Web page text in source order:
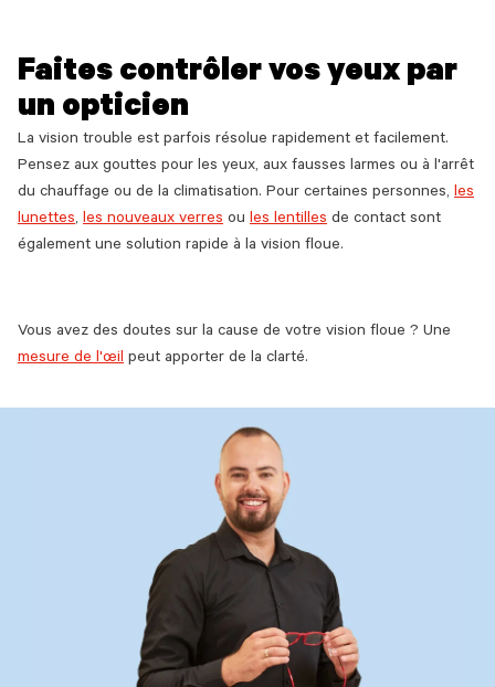
Faites contrôler vos yeux par
un opticien
La vision trouble est parfois résolue rapidement et facilement.
Pensez aux gouttes pour les yeux, aux fausses larmes ou à l'arrêt
du chauffage ou de la climatisation. Pour certaines personnes, les
lunettes, les nouveaux verres ou les lentilles de contact sont
également une solution rapide à la vision floue.
Vous avez des doutes sur la cause de votre vision floue ? Une
mesure de l'œil peut apporter de la clarté.